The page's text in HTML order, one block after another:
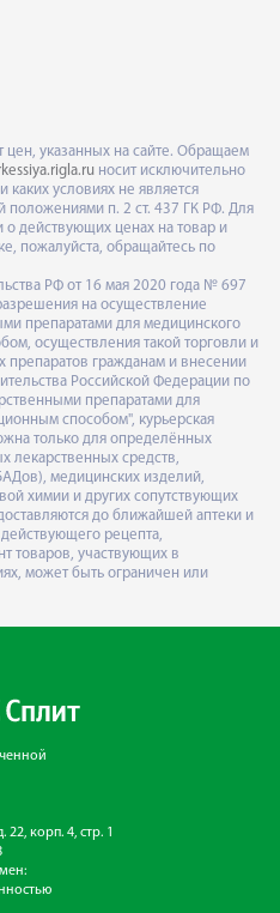
цен, указанных на сайте. Обращаем
носит исключительно
условиях не является
положениями п. 2 ст. 437 ГК РФ. Для
действующих ценах на товар и
пожалуйста, обращайтесь по
РФ от 16 мая 2020 года № 697
на осуществление
препаратами для медицинского
осуществления такой торговли и
препаратов гражданам и внесении
Российской Федерации по
препаратами для
способом", курьерская
только для определённых
лекарственных средств,
медицинских изделий,
химии и других сопутствующих
до ближайшей аптеки и
рецепта,
товаров, участвующих в
может быть ограничен или
корп. 4, стр. 1